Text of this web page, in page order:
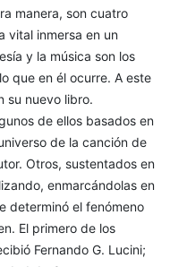
manera, son cuatro
vital inmersa en un
y la música son los
que en él ocurre. A este
su nuevo libro.
de ellos basados en
de la canción de
Otros, sustentados en
enmarcándolas en
determinó el fenómeno
El primero de los
Fernando G. Lucini;